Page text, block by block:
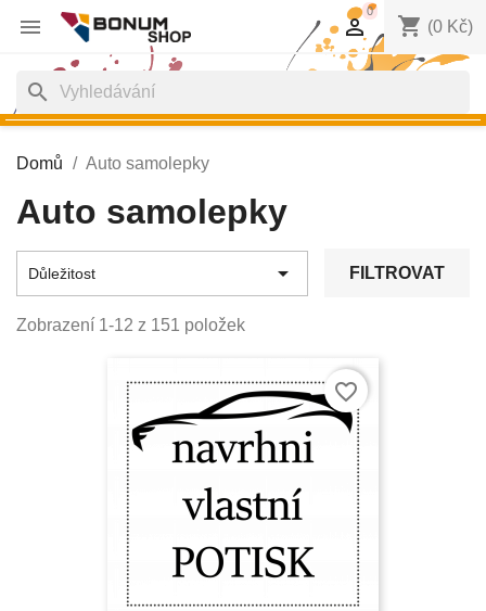
 shopping_cart
0
(0 Kč)

search
Domů Auto samolepky
Auto samolepky
Důležitost  FILTROVAT
Zobrazení 1-12 z 151 položek
favorite_border